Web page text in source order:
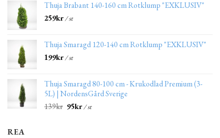
Thuja Brabant 140-160 cm Rotklump "EXKLUSIV"
259kr/ st
Thuja Smaragd 120-140 cm Rotklump "EXKLUSIV"
199kr/ st
Thuja Smaragd 80-100 cm - Krukodlad Premium (3-
5L) | NordensGård Sverige
139kr 95kr/ st
REA